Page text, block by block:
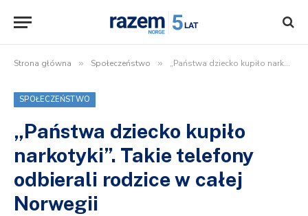
Strona główna » Społeczeństwo » „Państwa dziecko kupiło narkotyki”. Takie telefony odbierali rodzice w całej Norwegii
SPOŁECZEŃSTWO
„Państwa dziecko kupiło
narkotyki”. Takie telefony
odbierali rodzice w całej
Norwegii